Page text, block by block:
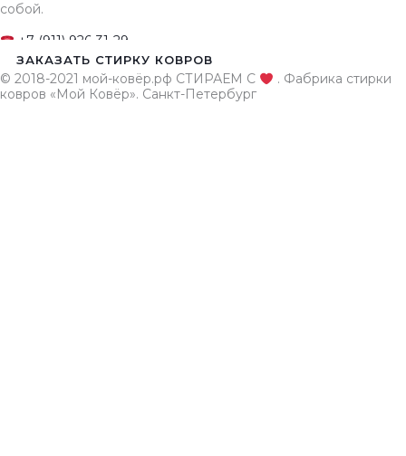
собой.
+7 (911) 926-31-29
ЗАКАЗАТЬ СТИРКУ КОВРОВ
© 2018-2021 мой-ковёр.рф СТИРАЕМ С
. Фабрика стирки
ковров «Мой Ковёр». Санкт-Петербург